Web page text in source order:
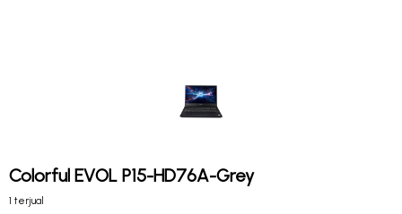
Colorful EVOL P15-HD76A-Grey
1 terjual